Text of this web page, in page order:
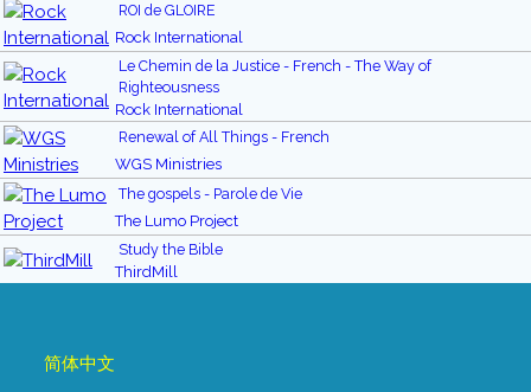
ROI de GLOIRE
Rock International
Le Chemin de la Justice - French - The Way of
Righteousness
Rock International
Renewal of All Things - French
WGS Ministries
The gospels - Parole de Vie
The Lumo Project
Study the Bible
ThirdMill
简体中文